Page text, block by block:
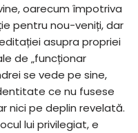
oarecum împotriva
pentru nou-veniți, dar
asupra propriei
de „funcționar
se vede pe sine,
ce nu fusese
nici pe deplin revelată.
lui privilegiat, e